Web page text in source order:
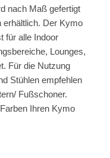
nach Maß gefertigt
erhältlich. Der Kymo
für alle Indoor
Lounges,
Für die Nutzung
Stühlen empfehlen
Fußschoner.
Ihren Kymo